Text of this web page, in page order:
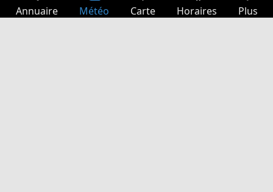
Annuaire Météo Carte Horaires Plus